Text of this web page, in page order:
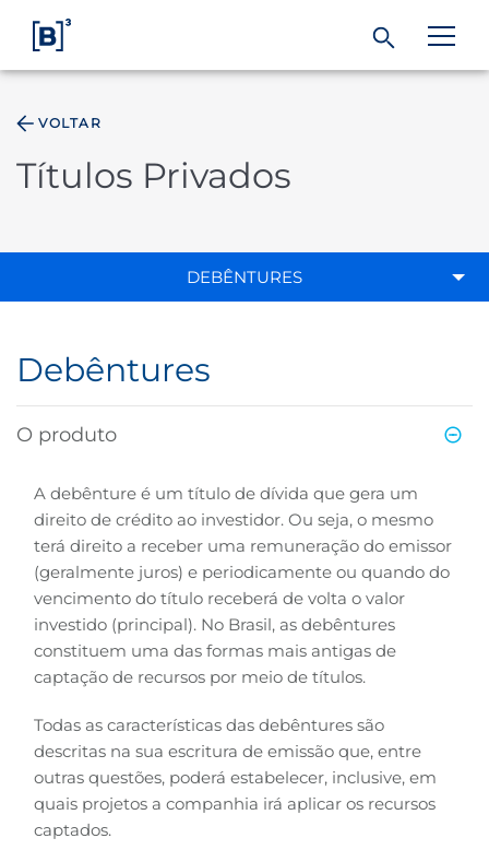
Regulação
VOLTAR
Títulos Privados
DEBÊNTURES
Debêntures
O produto
A debênture é um título de dívida que gera um
direito de crédito ao investidor. Ou seja, o mesmo
terá direito a receber uma remuneração do emissor
(geralmente juros) e periodicamente ou quando do
vencimento do título receberá de volta o valor
investido (principal). No Brasil, as debêntures
constituem uma das formas mais antigas de
captação de recursos por meio de títulos.
Todas as características das debêntures são
descritas na sua escritura de emissão que, entre
outras questões, poderá estabelecer, inclusive, em
quais projetos a companhia irá aplicar os recursos
captados.